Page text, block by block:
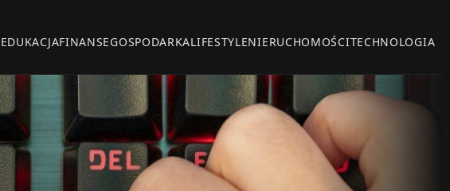
EDUKACJAFINANSEGOSPODARKALIFESTYLENIERUCHOMOŚCITECHNOLOGIA